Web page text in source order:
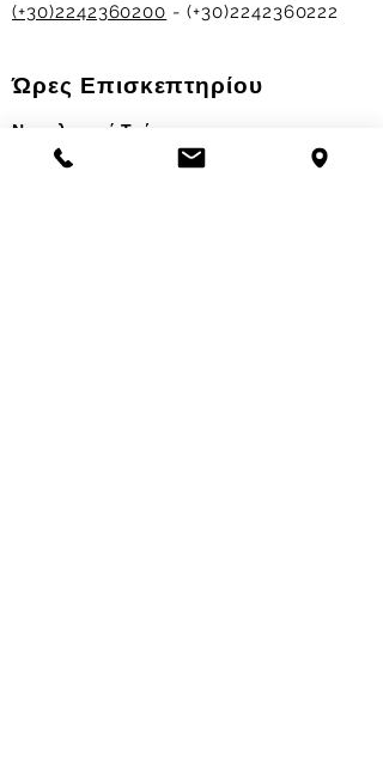
(+30)2242360200 - (+30)2242360222
Ώρες Επισκεπτηρίου
Νοσηλευτικά Τμήματα
Χειμερινό ωράριο: 11.00-13.00
17.30-19.30